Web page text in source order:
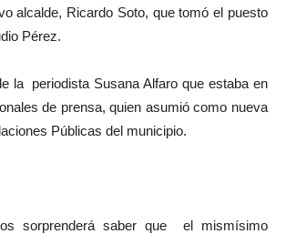
alcalde, Ricardo Soto, que tomó el puesto
Pérez.
la periodista Susana Alfaro que estaba en
de prensa, quien asumió como nueva
Públicas del municipio.
sorprenderá saber que el mismísimo